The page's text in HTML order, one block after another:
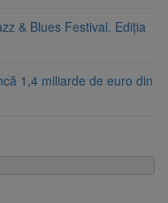
& Blues Festival. Ediția
1,4 miliarde de euro din